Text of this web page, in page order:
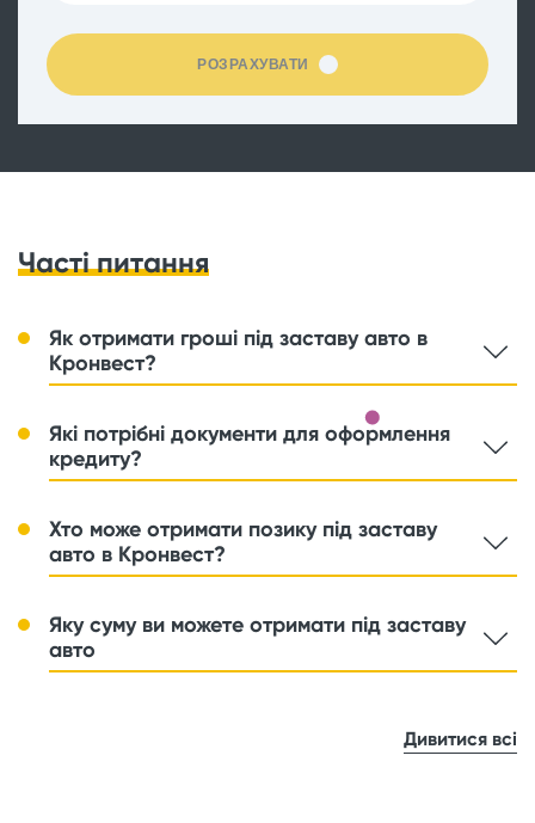
РОЗРАХУВАТИ
Часті питання
Як отримати гроші під заставу авто в
Кронвест?
Які потрібні документи для оформлення
кредиту?
Хто може отримати позику під заставу
авто в Кронвест?
Яку суму ви можете отримати під заставу
авто
Дивитися всі